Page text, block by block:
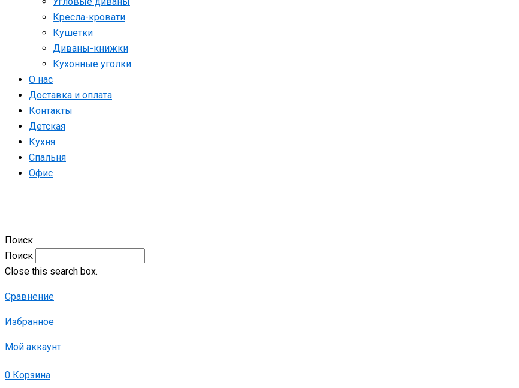
Кресла-кровати
Кушетки
Диваны-книжки
Кухонные уголки
О нас
Доставка и оплата
Контакты
Детская
Кухня
Спальня
Офис
Поиск
Поиск
Close this search box.
Сравнение
Избранное
Мой аккаунт
0 Корзина